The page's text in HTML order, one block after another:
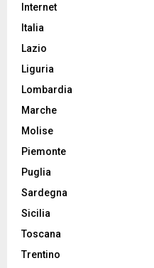
Internet
Italia
Lazio
Liguria
Lombardia
Marche
Molise
Piemonte
Puglia
Sardegna
Sicilia
Toscana
Trentino